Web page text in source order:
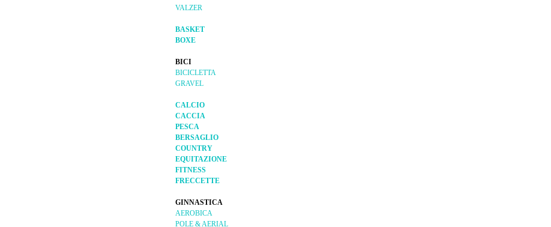
VALZER
BASKET
BOXE
BICI
BICICLETTA
GRAVEL
CALCIO
CACCIA
PESCA
BERSAGLIO
COUNTRY
EQUITAZIONE
FITNESS
FRECCETTE
GINNASTICA
AEROBICA
POLE & AERIAL